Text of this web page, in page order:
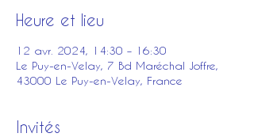
Heure et lieu
12 avr. 2024, 14:30 – 16:30
Le Puy-en-Velay, 7 Bd Maréchal Joffre,
43000 Le Puy-en-Velay, France
Invités